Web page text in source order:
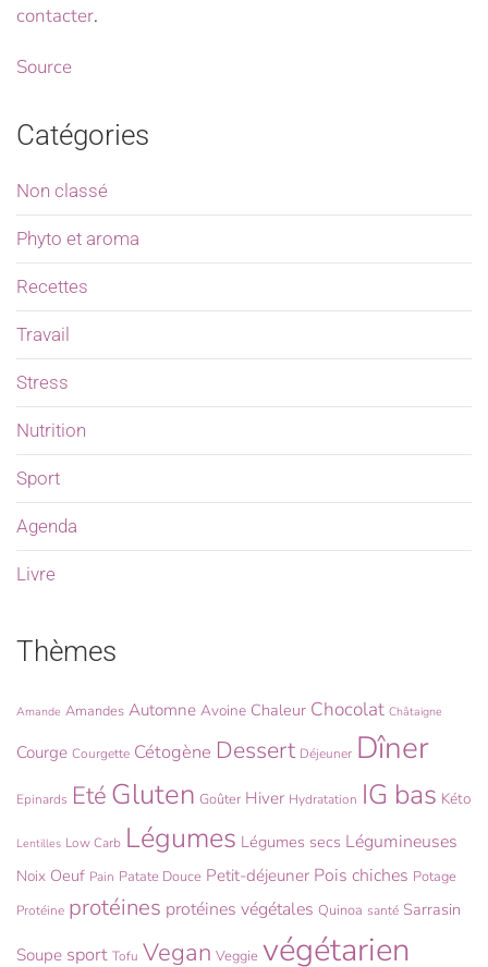
contacter.
Source
Catégories
Non classé
Phyto et aroma
Recettes
Travail
Stress
Nutrition
Sport
Agenda
Livre
Thèmes
Amande Amandes Automne Avoine Chaleur Chocolat Châtaigne
Courge Courgette Cétogène Dessert Déjeuner Dîner
Epinards Eté Gluten Goûter Hiver Hydratation IG bas Kéto
Lentilles Low Carb Légumes Légumes secs Légumineuses
Noix Oeuf Pain Patate Douce Petit-déjeuner Pois chiches Potage
Protéine protéines protéines végétales Quinoa santé Sarrasin
Soupe sport Tofu Vegan Veggie végétarien